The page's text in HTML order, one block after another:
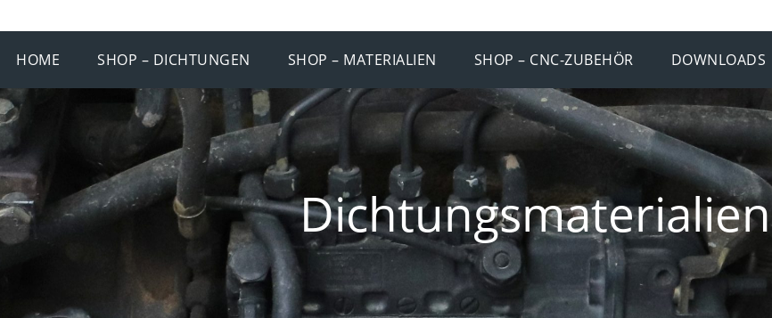
HOME SHOP – DICHTUNGEN SHOP – MATERIALIEN SHOP – CNC-ZUBEHÖR DOWNLOADS
Dichtungsmaterialien